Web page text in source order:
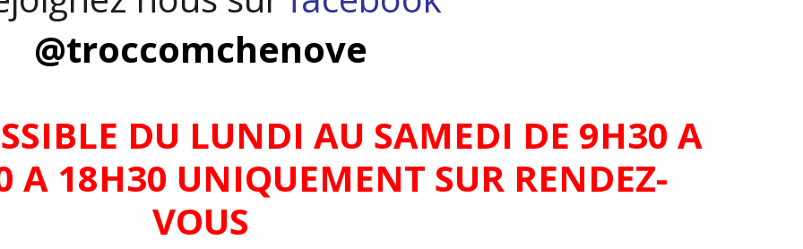
@troccomchenove
DU LUNDI AU SAMEDI DE 9H30 A
A 18H30 UNIQUEMENT SUR RENDEZ-
VOUS